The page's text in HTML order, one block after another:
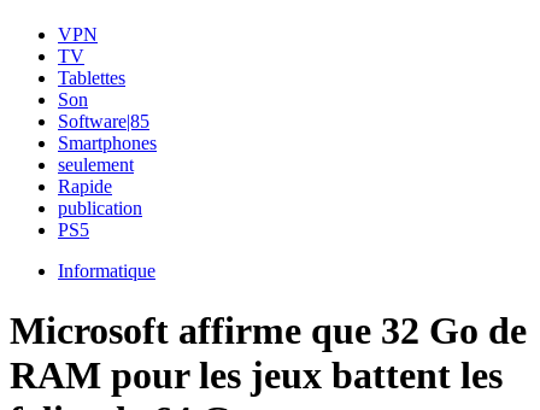
VPN
TV
Tablettes
Son
Software|85
Smartphones
seulement
Rapide
publication
PS5
Informatique
Microsoft affirme que 32 Go de
RAM pour les jeux battent les